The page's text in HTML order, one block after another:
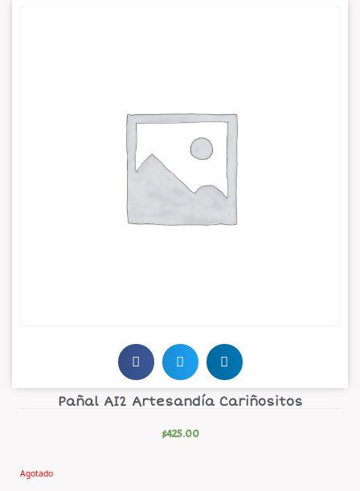
Pañal AI2 Artesandía Cariñositos
$425.00
Agotado